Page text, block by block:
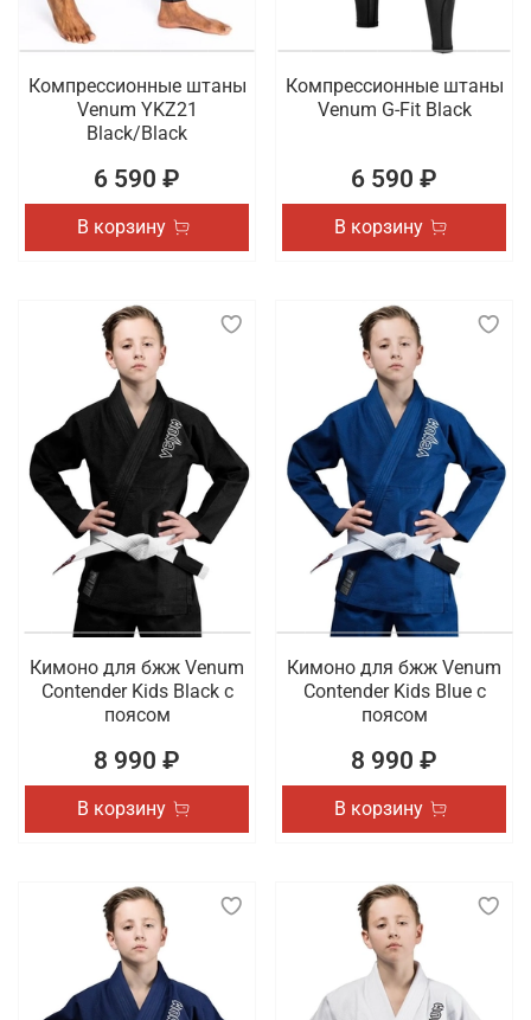
Компрессионные штаны
Venum YKZ21
Black/Black
6 590 ₽
В корзину
Компрессионные штаны
Venum G-Fit Black
6 590 ₽
В корзину
Кимоно для бжж Venum
Contender Kids Black с
поясом
8 990 ₽
В корзину
Кимоно для бжж Venum
Contender Kids Blue с
поясом
8 990 ₽
В корзину